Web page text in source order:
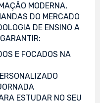
MODERNA,
DO MERCADO
DE ENSINO A
E FOCADOS NA
ESTUDAR NO SEU